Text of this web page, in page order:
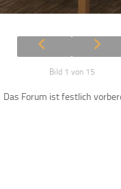
Bild 1 von 15
Das Forum ist festlich